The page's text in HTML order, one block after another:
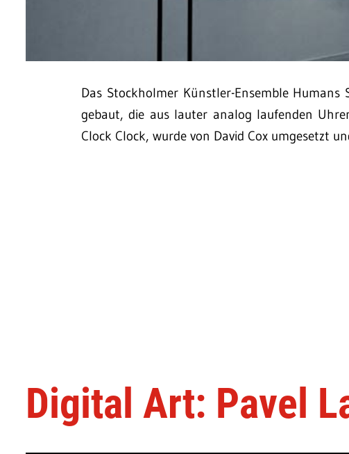
Das Stockholmer Künstler-Ensemble
gebaut, die aus lauter analog laufenden
Clock Clock, wurde von David Cox umgesetzt
Digital Art: Pavel